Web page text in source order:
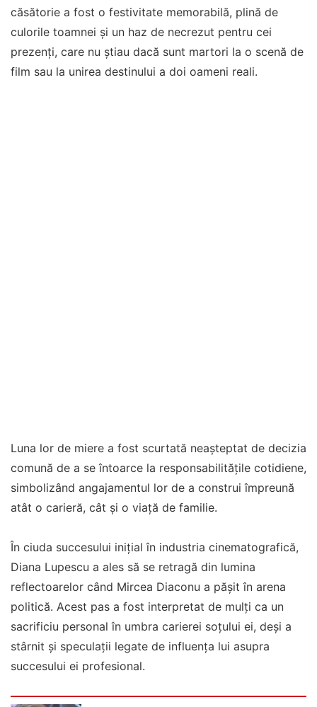
căsătorie a fost o festivitate memorabilă, plină de
culorile toamnei și un haz de necrezut pentru cei
prezenți, care nu știau dacă sunt martori la o scenă de
film sau la unirea destinului a doi oameni reali.
Luna lor de miere a fost scurtată neașteptat de decizia
comună de a se întoarce la responsabilitățile cotidiene,
simbolizând angajamentul lor de a construi împreună
atât o carieră, cât și o viață de familie.
În ciuda succesului inițial în industria cinematografică,
Diana Lupescu a ales să se retragă din lumina
reflectoarelor când Mircea Diaconu a pășit în arena
politică. Acest pas a fost interpretat de mulți ca un
sacrificiu personal în umbra carierei soțului ei, deși a
stârnit și speculații legate de influența lui asupra
succesului ei profesional.